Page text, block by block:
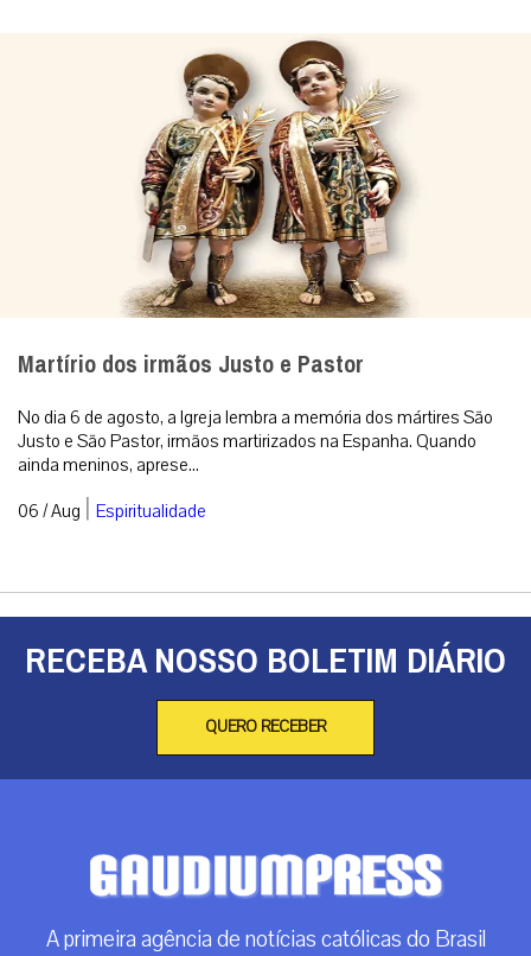
Martírio dos irmãos Justo e Pastor
No dia 6 de agosto, a Igreja lembra a memória dos mártires São
Justo e São Pastor, irmãos martirizados na Espanha. Quando
ainda meninos, aprese...
06 / Aug | Espiritualidade
RECEBA NOSSO BOLETIM DIÁRIO
QUERO RECEBER
A primeira agência de notícias católicas do Brasil